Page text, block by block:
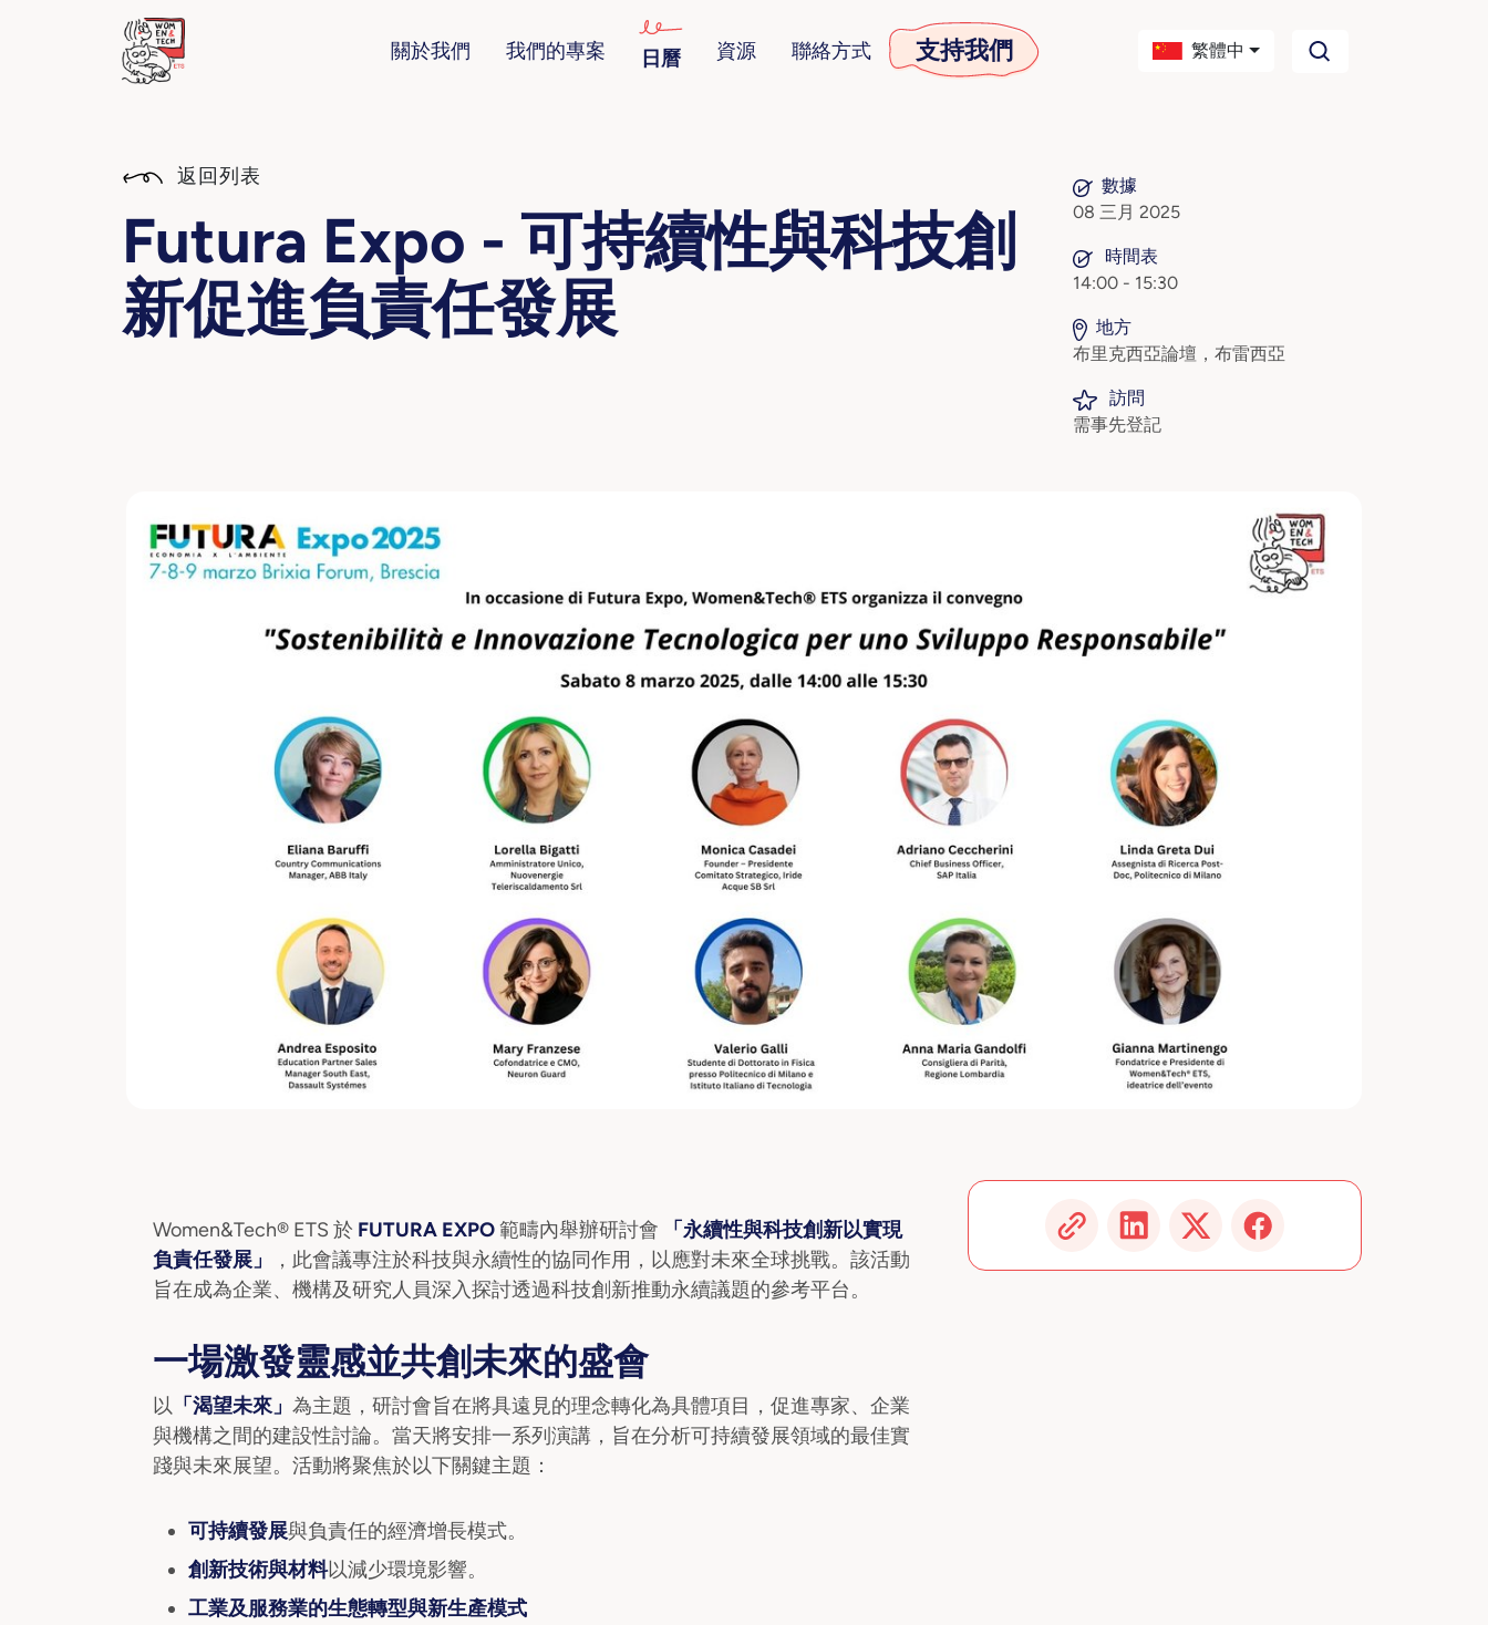
關於我們 我們的專案 日曆 資源 聯絡方式 支持我們 繁體中
返回列表
Futura Expo - 可持續性與科技創
新促進負責任發展
數據
08 三月 2025
時間表
14:00 - 15:30
地方
布里克西亞論壇，布雷西亞
訪問
需事先登記
Women&Tech® ETS 於 FUTURA EXPO範疇內舉辦研討會
「永續性與科技創新以實現
負責任發展」
，此會議專注於科技與永續性的協同作用，以應對未來全球挑戰。該活動
旨在成為企業、機構及研究人員深入探討透過科技創新推動永續議題的參考平台。
一場激發靈感並共創未來的盛會
以 「渴望未來」 為主題，研討會旨在將具遠見的理念轉化為具體項目，促進專家、企業
與機構之間的建設性討論。當天將安排一系列演講，旨在分析可持續發展領域的最佳實
踐與未來展望。活動將聚焦於以下關鍵主題：
可持續發展與負責任的經濟增長模式。
創新技術與材料以減少環境影響。
工業及服務業的生態轉型與新生產模式